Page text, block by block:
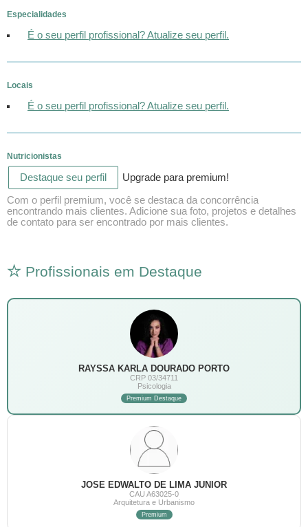
Especialidades
É o seu perfil profissional? Atualize seu perfil.
Locais
É o seu perfil profissional? Atualize seu perfil.
Nutricionistas
Destaque seu perfil Upgrade para premium!
Com o perfil premium, você se destaca da concorrência
encontrando mais clientes. Adicione sua foto, projetos e detalhes
de contato para ser encontrado por mais clientes.
Profissionais em Destaque
RAYSSA KARLA DOURADO PORTO
CRP 03/34711
Psicologia
Premium Destaque
JOSE EDWALTO DE LIMA JUNIOR
CAU A63025-0
Arquitetura e Urbanismo
Premium